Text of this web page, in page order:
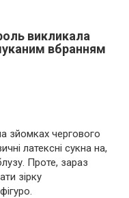
викликала
вбранням
зйомках чергового
латексні сукна на,
Проте, зараз
зірку